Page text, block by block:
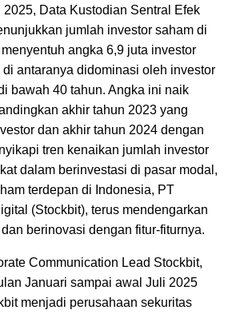
2025, Data Kustodian Sentral Efek
jumlah investor saham di
angka 6,9 juta investor
antaranya didominasi oleh investor
bawah 40 tahun. Angka ini naik
akhir tahun 2023 yang
dan akhir tahun 2024 dengan
tren kenaikan jumlah investor
dalam berinvestasi di pasar modal,
terdepan di Indonesia, PT
(Stockbit), terus mendengarkan
berinovasi dengan fitur-fiturnya.
Communication Lead Stockbit,
Januari sampai awal Juli 2025
menjadi perusahaan sekuritas